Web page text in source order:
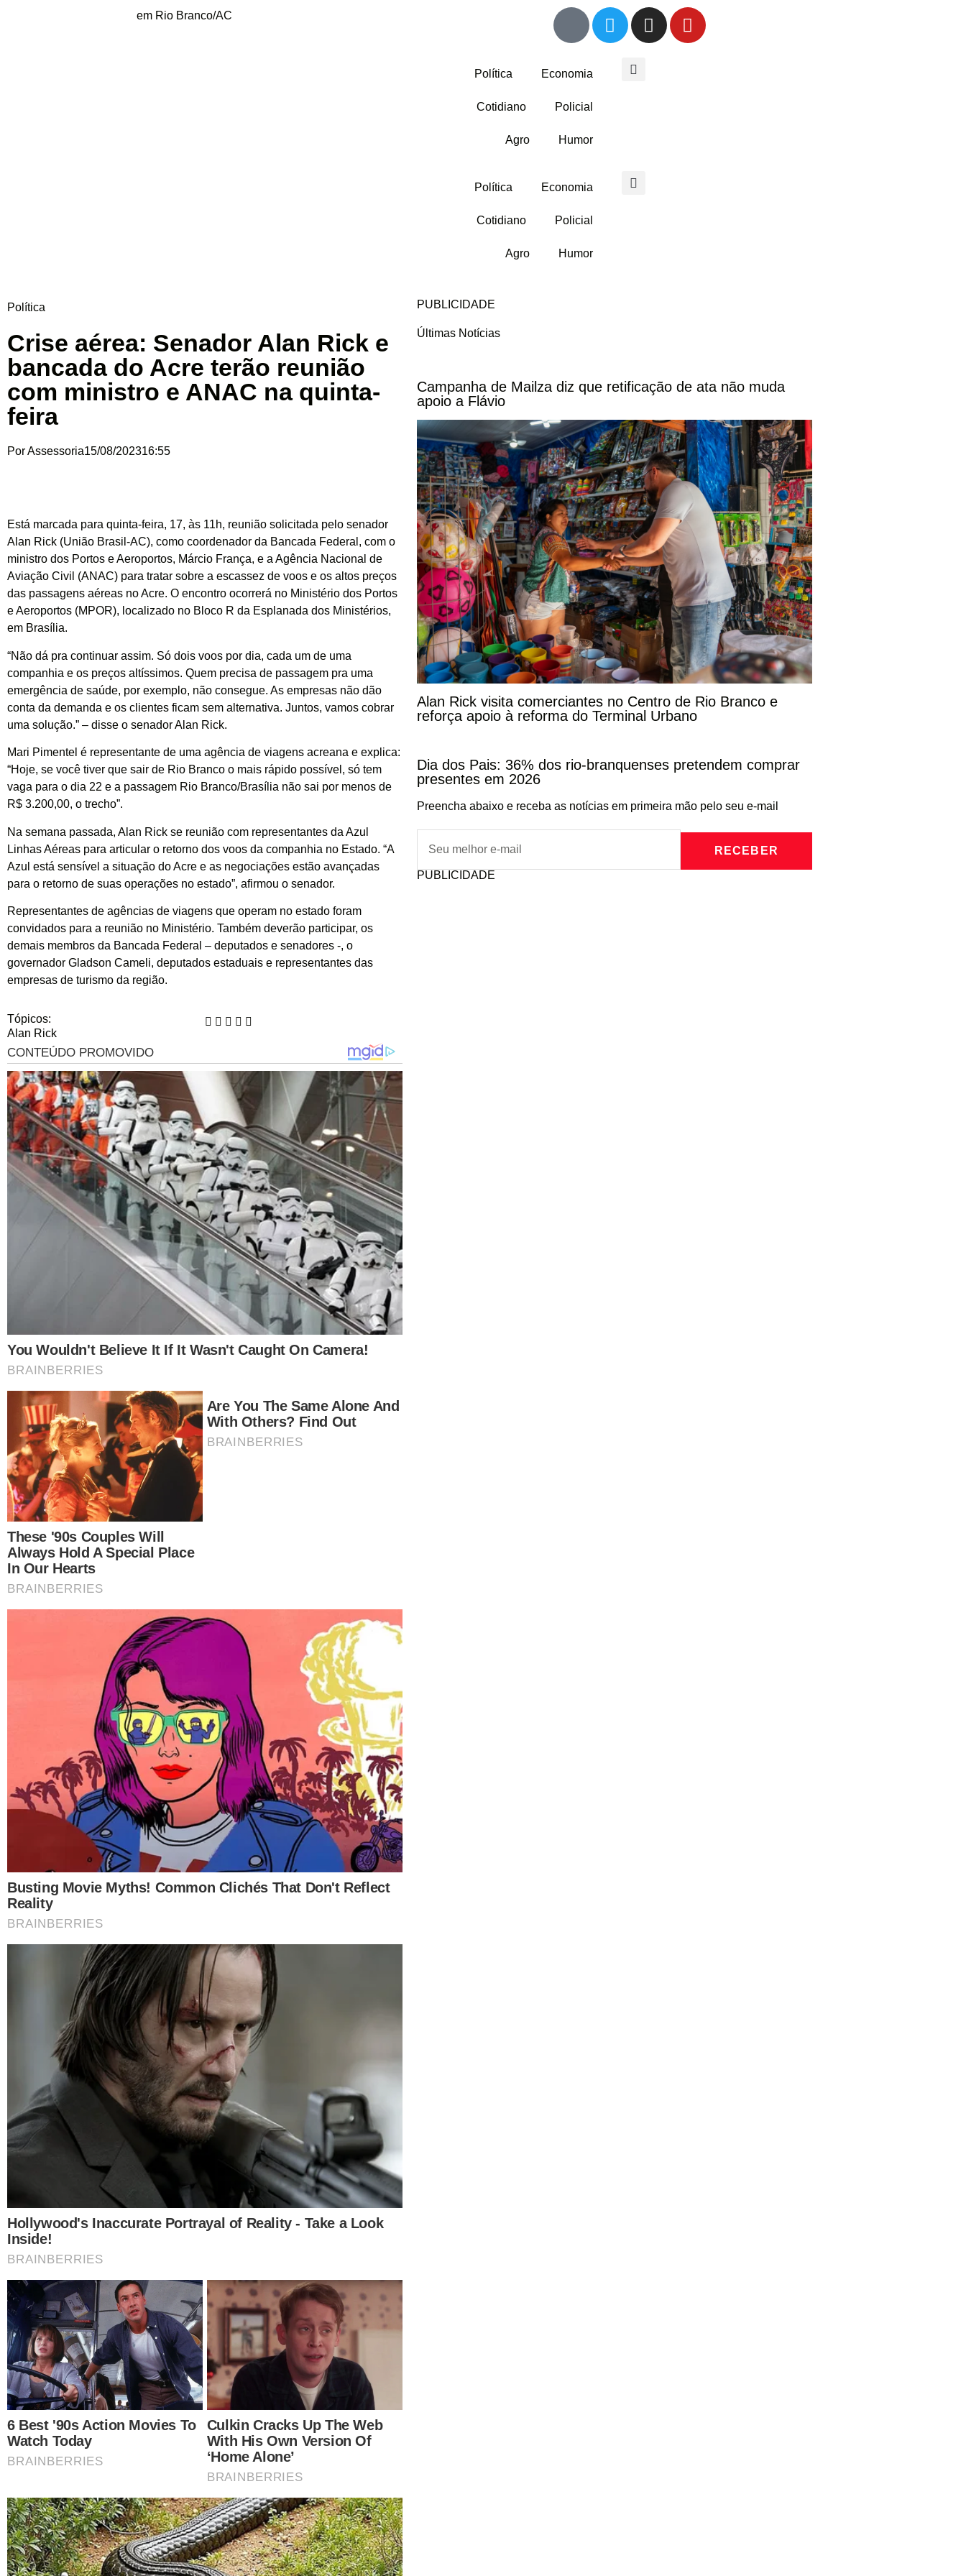
em Rio Branco/AC
Política Economia
Cotidiano Policial
Agro Humor
Política Economia
Cotidiano Policial
Agro Humor
Política
Crise aérea: Senador Alan Rick e
bancada do Acre terão reunião
com ministro e ANAC na quinta-
feira
PorAssessoria15/08/202316:55
Está marcada para quinta-feira, 17, às 11h, reunião solicitada pelo senador
Alan Rick (União Brasil-AC), como coordenador da Bancada Federal, com o
ministro dos Portos e Aeroportos, Márcio França, e a Agência Nacional de
Aviação Civil (ANAC) para tratar sobre a escassez de voos e os altos preços
das passagens aéreas no Acre. O encontro ocorrerá no Ministério dos Portos
e Aeroportos (MPOR), localizado no Bloco R da Esplanada dos Ministérios,
em Brasília.
“Não dá pra continuar assim. Só dois voos por dia, cada um de uma
companhia e os preços altíssimos. Quem precisa de passagem pra uma
emergência de saúde, por exemplo, não consegue. As empresas não dão
conta da demanda e os clientes ficam sem alternativa. Juntos, vamos cobrar
uma solução.” – disse o senador Alan Rick.
Mari Pimentel é representante de uma agência de viagens acreana e explica:
“Hoje, se você tiver que sair de Rio Branco o mais rápido possível, só tem
vaga para o dia 22 e a passagem Rio Branco/Brasília não sai por menos de
R$ 3.200,00, o trecho”.
Na semana passada, Alan Rick se reunião com representantes da Azul
Linhas Aéreas para articular o retorno dos voos da companhia no Estado. “A
Azul está sensível a situação do Acre e as negociações estão avançadas
para o retorno de suas operações no estado”, afirmou o senador.
Representantes de agências de viagens que operam no estado foram
convidados para a reunião no Ministério. Também deverão participar, os
demais membros da Bancada Federal – deputados e senadores -, o
governador Gladson Cameli, deputados estaduais e representantes das
empresas de turismo da região.
Tópicos:
Alan Rick
PUBLICIDADE
Últimas Notícias
Campanha de Mailza diz que retificação de ata não muda
apoio a Flávio
Alan Rick visita comerciantes no Centro de Rio Branco e
reforça apoio à reforma do Terminal Urbano
Dia dos Pais: 36% dos rio-branquenses pretendem comprar
presentes em 2026
Preencha abaixo e receba as notícias em primeira mão pelo seu e-mail
RECEBER
PUBLICIDADE